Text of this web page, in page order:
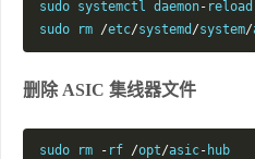
sudo systemctl daemon- reload
sudo rm /etc/systemd /system/
删除 ASIC 集线器文件
sudo rm - rf /opt/asic- hub